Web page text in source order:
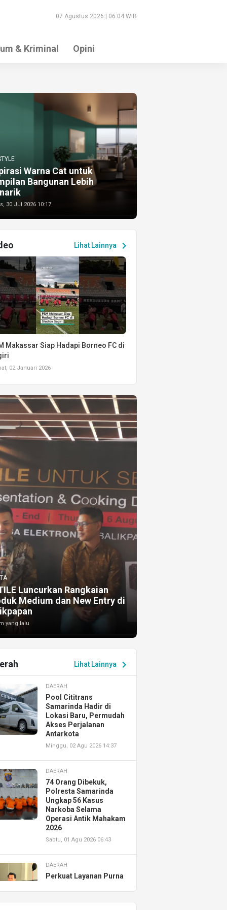
07 Agustus 2026 | 06:04 WIB
& Kriminal Opini
Warna Cat untuk
Bangunan Lebih
30 Jul 2026 10:17
Lihat Lainnya chevron_right
Makassar Siap Hadapi Borneo FC di
02 Januari 2026
Luncurkan Rangkaian
Medium dan New Entry di
yang lalu
Lihat Lainnya chevron_right
DAERAH
Pool Cititrans
Samarinda Hadir di
Lokasi Baru, Permudah
Akses Perjalanan
Antarkota
Minggu, 02 Agu 2026 14:37
DAERAH
74 Orang Dibekuk,
Polresta Samarinda
Ungkap 56 Kasus
Narkoba Selama
Operasi Antik Mahakam
2026
Sabtu, 01 Agu 2026 06:43
DAERAH
Perkuat Layanan Purna
Resmikan AHASS